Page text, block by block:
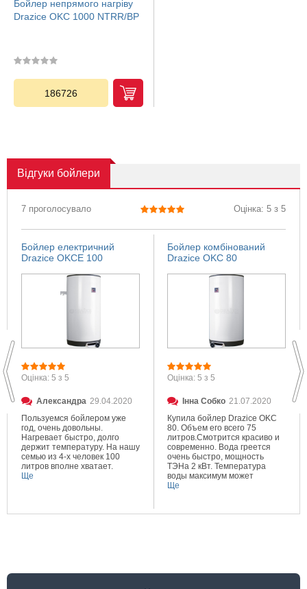
Бойлер непрямого нагріву
Drazice OKC 1000 NTRR/BP
186726
Відгуки бойлери
7 проголосувало Оцінка: 5 з 5
Бойлер електричний
Drazice OKCE 100
Оцінка: 5 з 5
Александра 29.04.2020
Пользуемся бойлером уже
год, очень довольны.
Нагревает быстро, долго
держит температуру. На нашу
семью из 4-х человек 100
литров вполне хватает.
Ще
Бойлер комбінований
Drazice OKC 80
Оцінка: 5 з 5
Інна Собко 21.07.2020
Купила бойлер Drazice OKC
80. Объем его всего 75
литров.Смотрится красиво и
современно. Вода греется
очень быстро, мощность
ТЭНа 2 кВт. Температура
воды максимум может
составлять 80 градусов.
Ще